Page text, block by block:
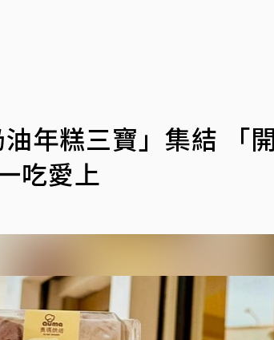
年糕三寶」集結 「開
吃愛上